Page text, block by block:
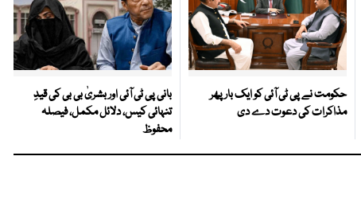
حکومت نے پی ٹی آئی کو ایک بارپھر
مذاکرات کی دعوت دے دی
بانی پی ٹی آئی اور بشریٰ بی بی کی قیدِ
تنہائی کیس، دلائل مکمل، فیصلہ
محفوظ